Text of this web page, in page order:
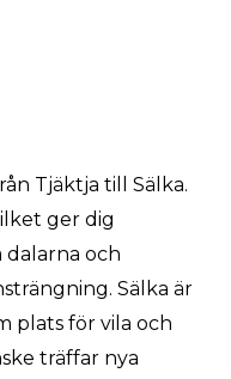
Tjäktja till Sälka.
ger dig
dalarna och
Sälka är
plats för vila och
träffar nya